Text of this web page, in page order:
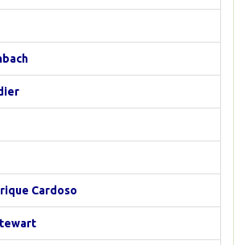
Cardoso